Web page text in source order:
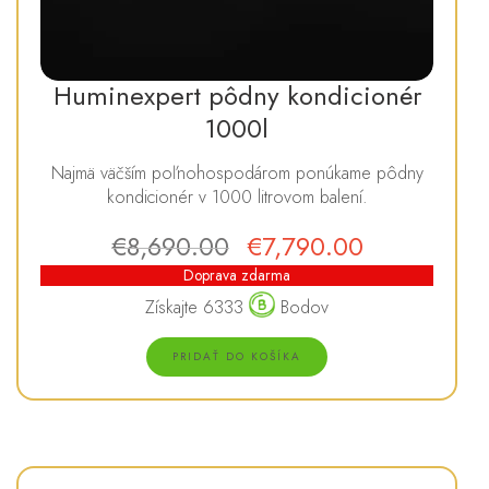
Huminexpert pôdny kondicionér
1000l
Najmä väčším poľnohospodárom ponúkame pôdny
kondicionér v 1000 litrovom balení.
€8,690.00 €7,790.00
Doprava zdarma
Získajte 6333 Bodov
PRIDAŤ DO KOŠÍKA